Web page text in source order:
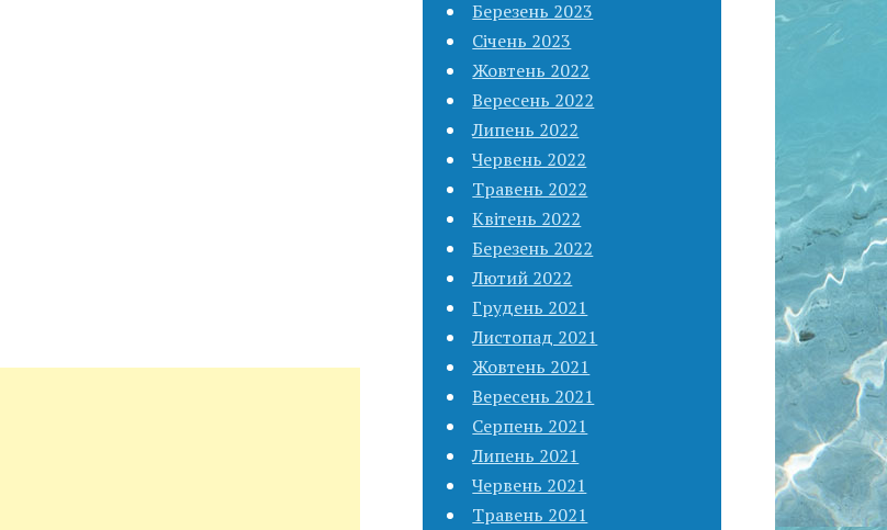
Березень 2023
Січень 2023
Жовтень 2022
Вересень 2022
Липень 2022
Червень 2022
Травень 2022
Квітень 2022
Березень 2022
Лютий 2022
Грудень 2021
Листопад 2021
Жовтень 2021
Вересень 2021
Серпень 2021
Липень 2021
Червень 2021
Травень 2021